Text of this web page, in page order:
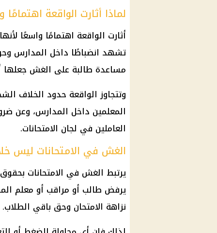
لماذا أثارت الواقعة اهتمامًا
أثارت الواقعة اهتمامًا واسعًا
تشهد انضباطًا داخل المدارس
مساعدة طالبة على الغش جعلها
وتتجاوز الواقعة حدود الخلاف
المعلمين داخل المدارس، وعن
العاملين في لجان الامتحانات.
الغش في الامتحانات ليس
يرتبط الغش في الامتحانات
يرفض طالب أو مراقب أو معلم
نزاهة الامتحان وحق باقي الطلاب.